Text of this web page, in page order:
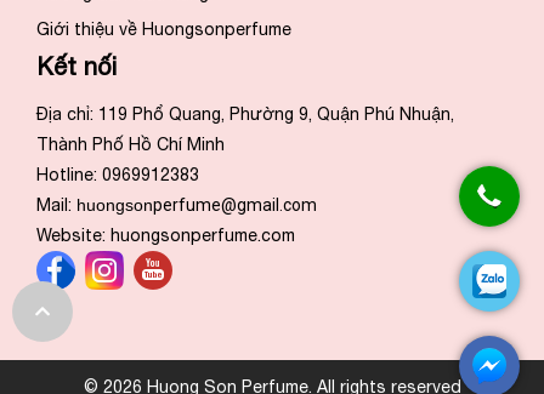
Giới thiệu về Huongsonperfume
Kết nối
Địa chỉ: 119 Phổ Quang, Phường 9, Quận Phú Nhuận,
Thành Phố Hồ Chí Minh
Hotline: 0969912383
Mail: huongsonperfume@gmail.com
Website: huongsonperfume.com
© 2026 Huong Son Perfume. All rights reserved